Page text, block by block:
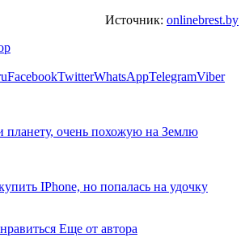
Источник: onlinebrest.by
FacebookTwitterWhatsAppTelegramViber
очень похожую на Землю
IPhone, но попалась на удочку
Еще от автора